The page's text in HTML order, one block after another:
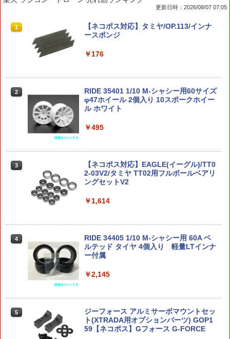
1
アクションベース4 ブラック (プラモデ
ル)
￥660
アクションベース8 [クリアカラー]
3
アクションベース6 [クリアカラー] ミラ
ーシールセット (プラモデル)【クレジッ
4
MINI-GT 1/64 マツダ RX-7 VeilSide
「ワイルド・スピードX3 TOKYO DRIF
rift ミニカー MGT01251-BL 【未定予
約】
￥2,380
1
タカラトミー WKWB-02 エナジービース
ト ライトロング(フレイムver．) TFWK
WB02EBライトロングフレイム]
タカラトミー トランスフォーマー WKB-
KB01エナジ-ビ-ストライトロング [TFW
￥2,000
ギュアマスコット Vol.4 コンプリート 4
￥2,180
【当店独自で＋P10倍★要エントリー】
TTLEFRONT II(スター・ウォーズ バト
ルフロント2) 完成品 可動フィギュア(F6
252) ハズブロ(20221231)
1
メール便可 米軍 U.S. コンパスポーチ デ
ッドストック BP082NN アメリカ軍 GI L
物 軍モノ 軍放出品
東京マルイ USP（電動）用マズルアダ
《サマーフェア》CYMA φ32mm×155m
東京マルイ 7.2V 500mAh マイクロ500
東京マルイ CQフラッシュライト BK
更新日時：2026/08/07 07:05
1
【ネコポス対応】タミヤ/OP.113/インナ
ースポンジ
￥176
2
RIDE 35401 1/10 M-シャシー用60サイズ
φ47ホイール 2個入り 10スポークホイー
ル ホワイト
￥495
3
【ネコポス対応】EAGLE(イーグル)/TT0
2-03V2/タミヤ TT02用フルボールベアリ
ングセットV2
￥1,614
4
RIDE 34405 1/10 M-シャシー用 60A ベ
ルテッド タイヤ 4個入り 軽量LTインナ
ー付属
￥2,145
5
ジーフォース アルミサーボマウントセッ
ト(XTRADA用オプションパーツ) GOP1
59【ネコポス】Gフォース G-FORCE